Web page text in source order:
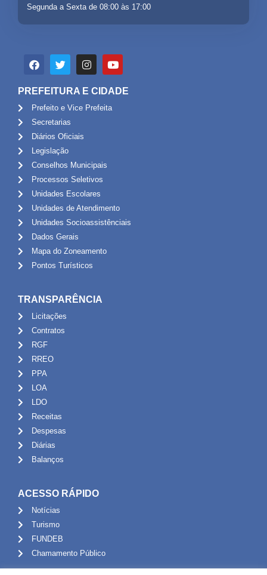
Segunda a Sexta de 08:00 às 17:00
PREFEITURA E CIDADE
Prefeito e Vice Prefeita
Secretarias
Diários Oficiais
Legislação
Conselhos Municipais
Processos Seletivos
Unidades Escolares
Unidades de Atendimento
Unidades Socioassistênciais
Dados Gerais
Mapa do Zoneamento
Pontos Turísticos
TRANSPARÊNCIA
Licitações
Contratos
RGF
RREO
PPA
LOA
LDO
Receitas
Despesas
Diárias
Balanços
ACESSO RÁPIDO
Notícias
Turismo
FUNDEB
Chamamento Público